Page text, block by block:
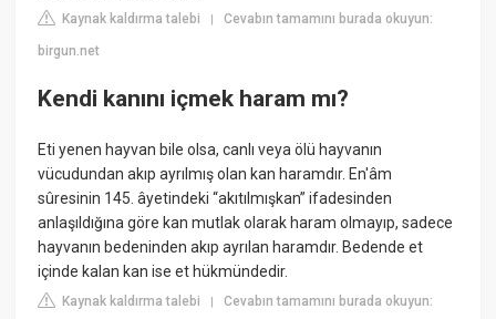
Kaynak kaldırma talebi |Cevabın tamamını burada okuyun:
birgun.net
Kendi kanını içmek haram mı?
Eti yenen hayvan bile olsa, canlı veya ölü hayvanın
vücudundan akıp ayrılmış olan kan haramdır. En'âm
sûresinin 145. âyetindeki “akıtılmışkan” ifadesinden
anlaşıldığına göre kan mutlak olarak haram olmayıp, sadece
hayvanın bedeninden akıp ayrılan haramdır. Bedende et
içinde kalan kan ise et hükmündedir.
Kaynak kaldırma talebi |Cevabın tamamını burada okuyun: